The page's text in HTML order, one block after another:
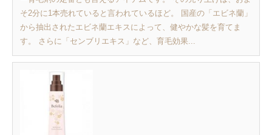
そ2分に1本売れていると言われているほど。 国産の「エビネ蘭」
から抽出されたエビネ蘭エキスによって、健やかな髪を育てま
す。 さらに「センブリエキス」など、育毛効果...